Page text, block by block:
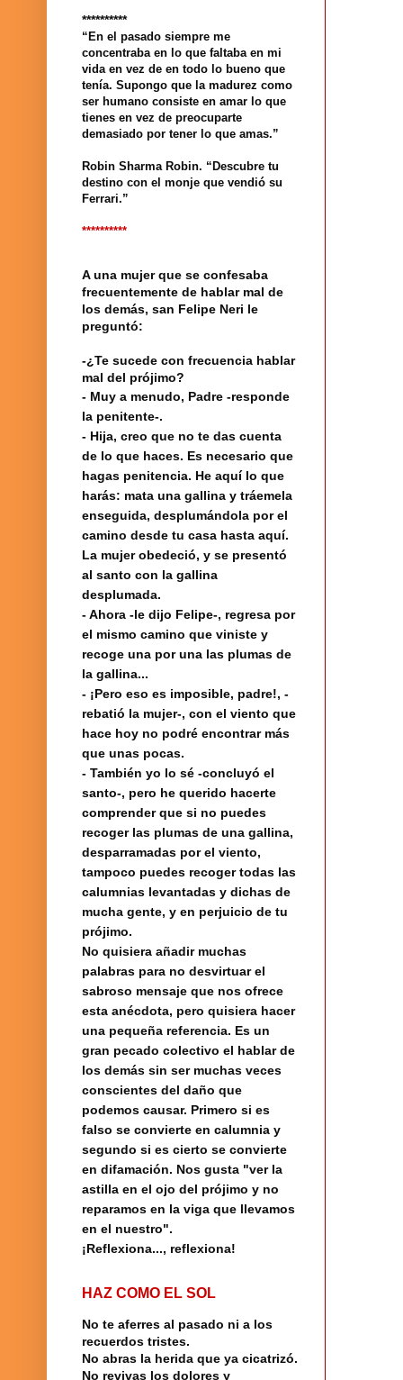
**********
“En el pasado siempre me
concentraba en lo que faltaba en mi
vida en vez de en todo lo bueno que
tenía. Supongo que la madurez como
ser humano consiste en amar lo que
tienes en vez de preocuparte
demasiado por tener lo que amas.”
Robin Sharma Robin. “Descubre tu
destino con el monje que vendió su
Ferrari.”
**********
A una mujer que se confesaba
frecuentemente de hablar mal de
los demás, san Felipe Neri le
preguntó:
-¿Te sucede con frecuencia hablar
mal del prójimo?
- Muy a menudo, Padre -responde
la penitente-.
- Hija, creo que no te das cuenta
de lo que haces. Es necesario que
hagas penitencia. He aquí lo que
harás: mata una gallina y tráemela
enseguida, desplumándola por el
camino desde tu casa hasta aquí.
La mujer obedeció, y se presentó
al santo con la gallina
desplumada.
- Ahora -le dijo Felipe-, regresa por
el mismo camino que viniste y
recoge una por una las plumas de
la gallina...
- ¡Pero eso es imposible, padre!, -
rebatió la mujer-, con el viento que
hace hoy no podré encontrar más
que unas pocas.
- También yo lo sé -concluyó el
santo-, pero he querido hacerte
comprender que si no puedes
recoger las plumas de una gallina,
desparramadas por el viento,
tampoco puedes recoger todas las
calumnias levantadas y dichas de
mucha gente, y en perjuicio de tu
prójimo.
No quisiera añadir muchas
palabras para no desvirtuar el
sabroso mensaje que nos ofrece
esta anécdota, pero quisiera hacer
una pequeña referencia. Es un
gran pecado colectivo el hablar de
los demás sin ser muchas veces
conscientes del daño que
podemos causar. Primero si es
falso se convierte en calumnia y
segundo si es cierto se convierte
en difamación. Nos gusta "ver la
astilla en el ojo del prójimo y no
reparamos en la viga que llevamos
en el nuestro".
¡Reflexiona..., reflexiona!
HAZ COMO EL SOL
No te aferres al pasado ni a los
recuerdos tristes.
No abras la herida que ya cicatrizó.
No revivas los dolores y